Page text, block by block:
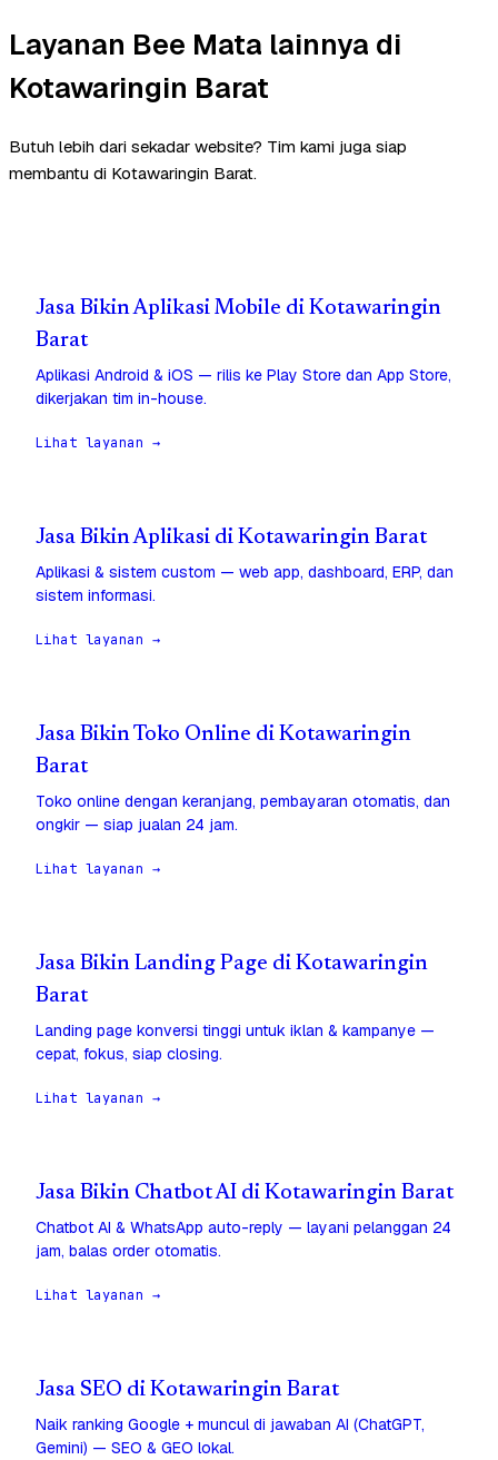
Layanan Bee Mata lainnya di
Kotawaringin Barat
Butuh lebih dari sekadar website? Tim kami juga siap
membantu di Kotawaringin Barat.
Jasa Bikin Aplikasi Mobile di Kotawaringin
Barat
Aplikasi Android & iOS — rilis ke Play Store dan App Store,
dikerjakan tim in-house.
Lihat layanan →
Jasa Bikin Aplikasi di Kotawaringin Barat
Aplikasi & sistem custom — web app, dashboard, ERP, dan
sistem informasi.
Lihat layanan →
Jasa Bikin Toko Online di Kotawaringin
Barat
Toko online dengan keranjang, pembayaran otomatis, dan
ongkir — siap jualan 24 jam.
Lihat layanan →
Jasa Bikin Landing Page di Kotawaringin
Barat
Landing page konversi tinggi untuk iklan & kampanye —
cepat, fokus, siap closing.
Lihat layanan →
Jasa Bikin Chatbot AI di Kotawaringin Barat
Chatbot AI & WhatsApp auto-reply — layani pelanggan 24
jam, balas order otomatis.
Lihat layanan →
Jasa SEO di Kotawaringin Barat
Naik ranking Google + muncul di jawaban AI (ChatGPT,
Gemini) — SEO & GEO lokal.